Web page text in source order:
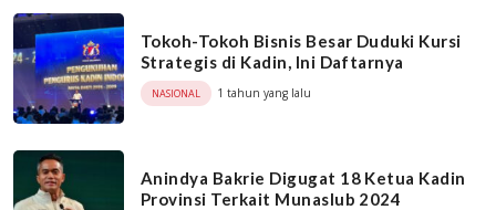
Tokoh-Tokoh Bisnis Besar Duduki Kursi
Strategis di Kadin, Ini Daftarnya
NASIONAL 1 tahun yang lalu
Anindya Bakrie Digugat 18 Ketua Kadin
Provinsi Terkait Munaslub 2024